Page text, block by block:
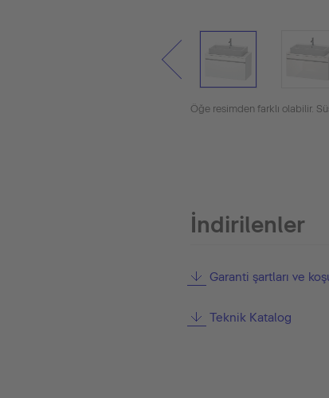
Öğe resimden farklı olabilir.
İndirilenler
Garanti şartları ve
Teknik Katalog